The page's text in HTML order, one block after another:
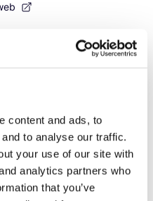
content and ads, to
to analyse our traffic.
your use of our site with
analytics partners who
that you’ve
like